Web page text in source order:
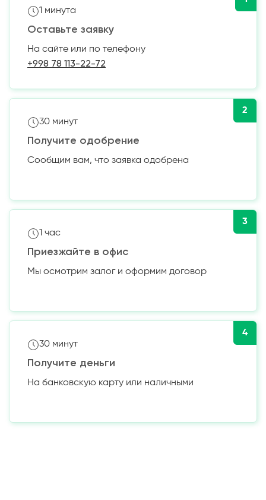
1 минута
Оставьте заявку
На сайте или по телефону
+998 78 113-22-72
2
30 минут
Получите одобрение
Сообщим вам, что заявка одобрена
3
1 час
Приезжайте в офис
Мы осмотрим залог и оформим договор
4
30 минут
Получите деньги
На банковскую карту или наличными